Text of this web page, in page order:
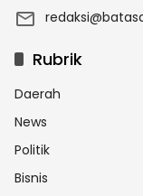
Rubrik
Daerah
News
Politik
Bisnis